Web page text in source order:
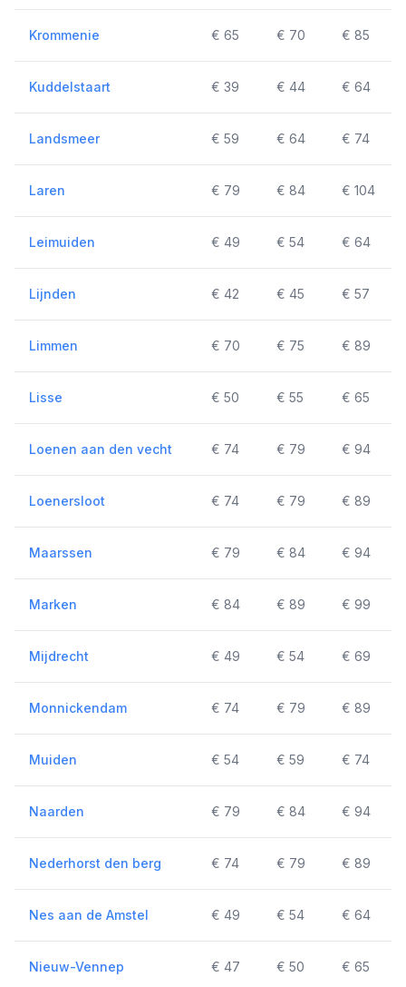
Krommenie € 65 € 70 € 85
Kuddelstaart € 39 € 44 € 64
Landsmeer € 59 € 64 € 74
Laren € 79 € 84 € 104
Leimuiden € 49 € 54 € 64
Lijnden € 42 € 45 € 57
Limmen € 70 € 75 € 89
Lisse € 50 € 55 € 65
Loenen aan den vecht € 74 € 79 € 94
Loenersloot € 74 € 79 € 89
Maarssen € 79 € 84 € 94
Marken € 84 € 89 € 99
Mijdrecht € 49 € 54 € 69
Monnickendam € 74 € 79 € 89
Muiden € 54 € 59 € 74
Naarden € 79 € 84 € 94
Nederhorst den berg € 74 € 79 € 89
Nes aan de Amstel € 49 € 54 € 64
Nieuw-Vennep € 47 € 50 € 65